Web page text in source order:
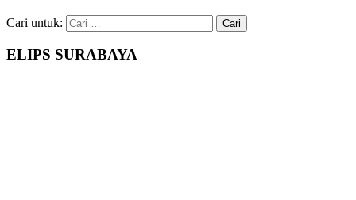
Cari untuk:
ELIPS SURABAYA